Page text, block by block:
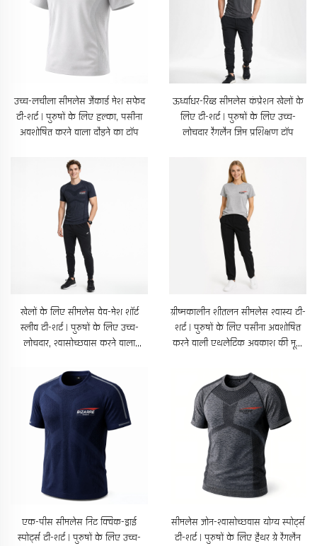
उच्च-लचीला सीमलेस जैकार्ड मेश सफेद
टी-शर्ट | पुरुषों के लिए हल्का, पसीना
अवशोषित करने वाला दौड़ने का टॉप
ऊर्ध्वाधर-रिब्ड सीमलेस कंप्रेशन खेलों के
लिए टी-शर्ट | पुरुषों के लिए उच्च-
लोचदार रैगलैन जिम प्रशिक्षण टॉप
खेलों के लिए सीमलेस वेव-मेश शॉर्ट
स्लीव टी-शर्ट | पुरुषों के लिए उच्च-
लोचदार, श्वासोच्छवास करने वाला
ग्रीष्मकालीन शीतलन सीमलेस श्वास्य टी-
शर्ट | पुरुषों के लिए पसीना अवशोषित
करने वाली एथलेटिक अवकाश की मूल
एक-पीस सीमलेस निट क्विक-ड्राई
स्पोर्ट्स टी-शर्ट | पुरुषों के लिए उच्च-
सीमलेस ज़ोन-श्वासोच्छवास योग्य स्पोर्ट्स
टी-शर्ट | पुरुषों के लिए हैथर ग्रे रैगलैन